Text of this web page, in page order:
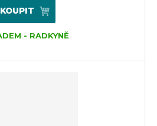
KOUPIT
- RADKYNĚ